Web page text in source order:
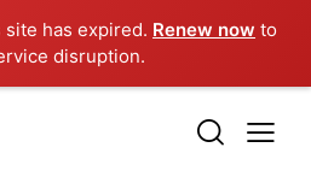
has expired. Renew now to
disruption.